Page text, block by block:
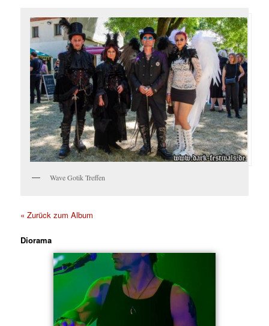
Wave Gotik Treffen
« Zurück zum Album
Diorama